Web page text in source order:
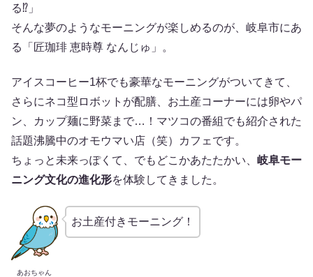
る⁉」
そんな夢のようなモーニングが楽しめるのが、岐阜市にあ
る「匠珈琲 恵時尊 なんじゅ」。
アイスコーヒー1杯でも豪華なモーニングがついてきて、
さらにネコ型ロボットが配膳、お土産コーナーには卵やパ
ン、カップ麺に野菜まで…！マツコの番組でも紹介された
話題沸騰中のオモウマい店（笑）カフェです。
ちょっと未来っぽくて、でもどこかあたたかい、 岐阜モー
ニング文化の進化形を体験してきました。
あおちゃん
お土産付きモーニング！